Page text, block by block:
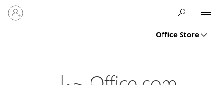
Office Store
تسجيل
الدخول
إلى